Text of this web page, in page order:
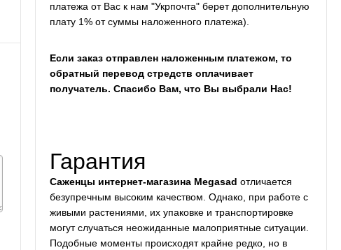
платежа от Вас к нам "Укрпочта" берет дополнительную
плату 1% от суммы наложенного платежа).
Если заказ отправлен наложенным платежом, то
обратный перевод стредств оплачивает
получатель. Спасибо Вам, что Вы выбрали Нас!
Гарантия
Саженцы интернет-магазина Megasad отличается
безупречным высоким качеством. Однако, при работе с
живыми растениями, их упаковке и транспортировке
могут случаться неожиданные малоприятные ситуации.
Подобные моменты происходят крайне редко, но в